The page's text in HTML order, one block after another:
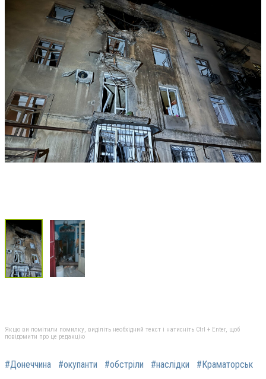
Якщо ви помітили помилку, виділіть необхідний текст і натисніть Ctrl + Enter, щоб
повідомити про це редакцію
#Донеччина #окупанти #обстріли #наслідки #Краматорськ